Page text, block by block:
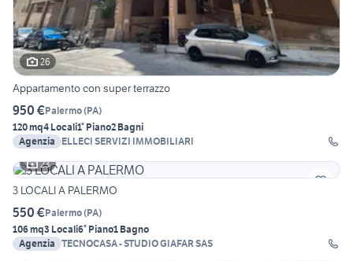
26
Appartamento con super terrazzo
950 €Palermo(PA)
120 mq4 Locali1° Piano2 Bagni
Agenzia
ELLECI SERVIZI IMMOBILIARI
23
3 LOCALI A PALERMO
550 €Palermo(PA)
106 mq3 Locali6° Piano1 Bagno
Agenzia TECNOCASA - STUDIO GIAFAR SAS